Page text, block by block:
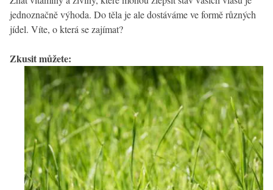
jednoznačně výhoda. Do těla je ale dostáváme ve formě různých
jídel. Víte, o která se zajímat?
Zkusit můžete: